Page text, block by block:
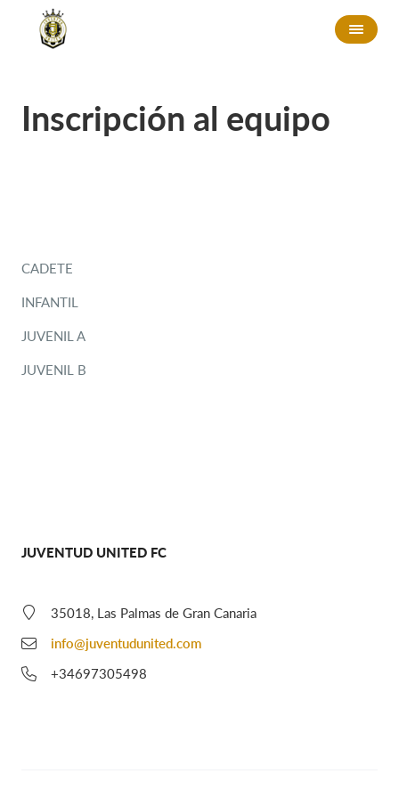
Inscripción al equipo
CADETE
INFANTIL
JUVENIL A
JUVENIL B
JUVENTUD UNITED FC
35018, Las Palmas de Gran Canaria
info@juventudunited.com
+34697305498